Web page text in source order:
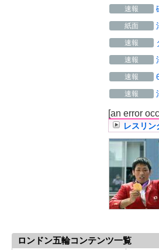
速報
紙面
速報
速報
速報
速報
[an error
レスリン
ロンドン五輪コンテンツ一覧